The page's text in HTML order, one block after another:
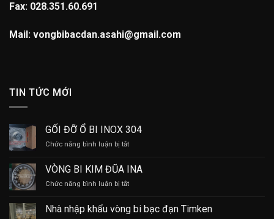
Fax: 028.351.60.691
Mail: vongbibacdan.asahi@gmail.com
TIN TỨC MỚI
GỐI ĐỠ Ổ BI INOX 304
Chức năng bình luận bị tắtở
ĐỠ
Ổ
BI
304
VÒNG BI KIM ĐŨA INA
Chức năng bình luận bị tắtở
BI
KIM
Nhà nhập khẩu vòng bi bạc đạn Timken